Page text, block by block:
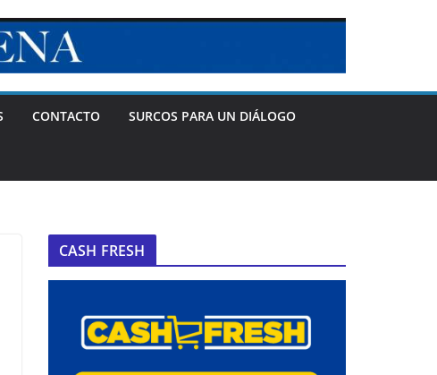
CONTACTO SURCOS PARA UN DIÁLOGO
CASH FRESH